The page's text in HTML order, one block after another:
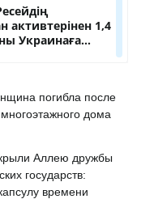
погибла после
дома
Аллею дружбы
государств:
времени